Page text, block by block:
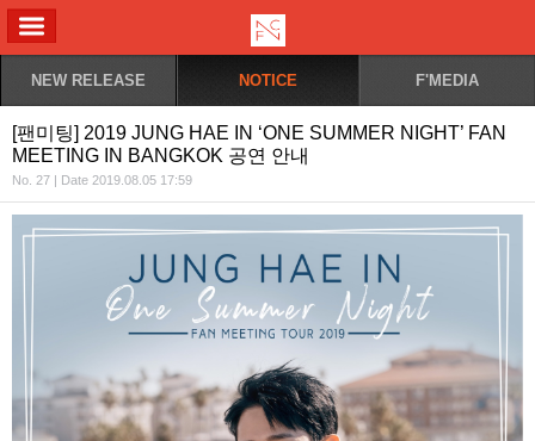
NEW RELEASE NOTICE F'MEDIA
[팬미팅] 2019 JUNG HAE IN ‘ONE SUMMER NIGHT’ FAN
MEETING IN BANGKOK 공연 안내
No. 27 | Date 2019.08.05 17:59